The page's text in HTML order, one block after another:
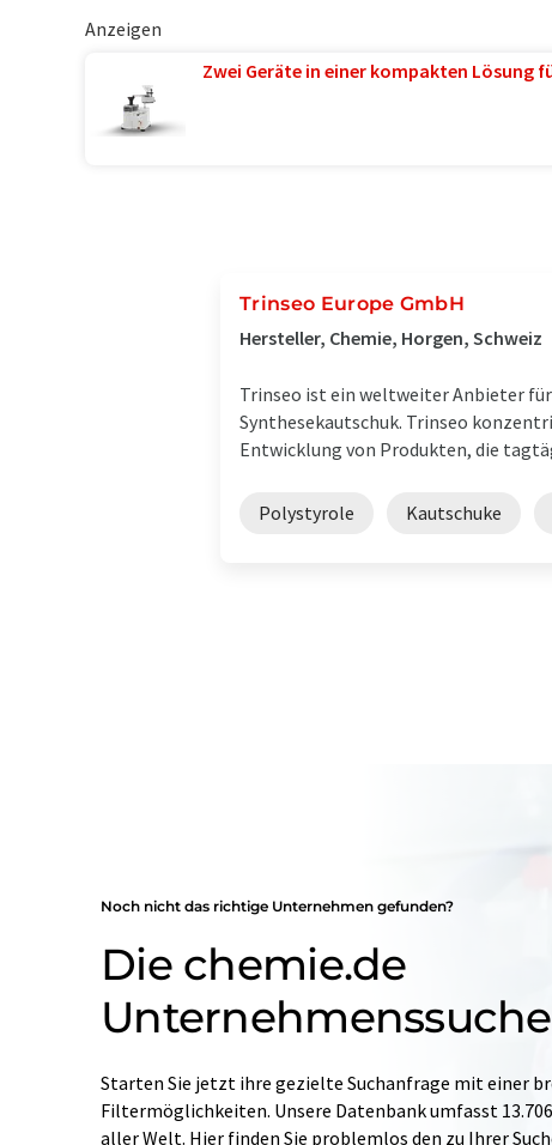
Anzeigen
Zwei Geräte in einer kompakten Lösung
Trinseo Europe GmbH
Hersteller, Chemie, Horgen, Schweiz
Trinseo ist ein weltweiter Anbieter
Synthesekautschuk. Trinseo
Entwicklung von Produkten, die
Polystyrole Kautschuke
Noch nicht das richtige Unternehmen gefunden?
Die chemie.de
Unternehmenssuche
Starten Sie jetzt ihre gezielte Suchanfrage mit einer
Filtermöglichkeiten. Unsere Datenbank umfasst
aller Welt. Hier finden Sie problemlos den zu Ihrer